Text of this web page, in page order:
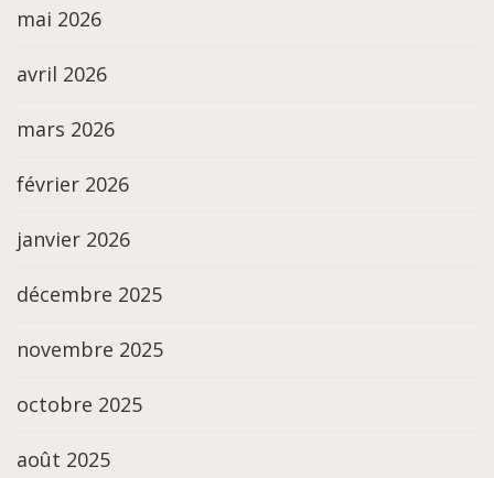
mai 2026
avril 2026
mars 2026
février 2026
janvier 2026
décembre 2025
novembre 2025
octobre 2025
août 2025